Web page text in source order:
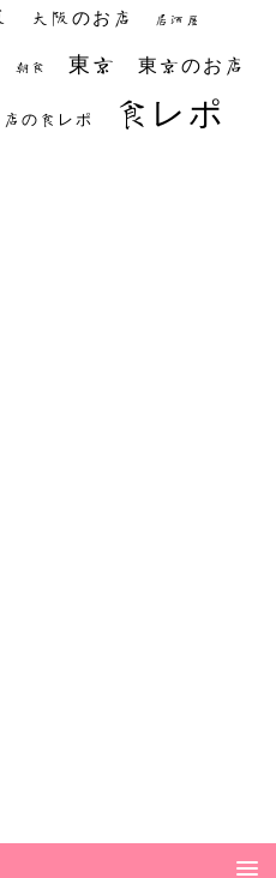
大阪のお店 居酒屋
朝食 東京 東京のお店
の食レポ 食レポ